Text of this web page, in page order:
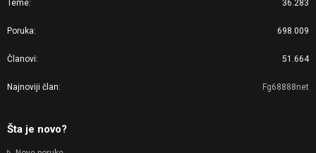
Teme 36.283
Poruka 698.009
Članovi 51.664
Najnoviji član Fg68888net
Šta je novo?